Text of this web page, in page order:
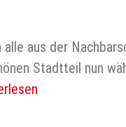
aus der
Stadtteil nun